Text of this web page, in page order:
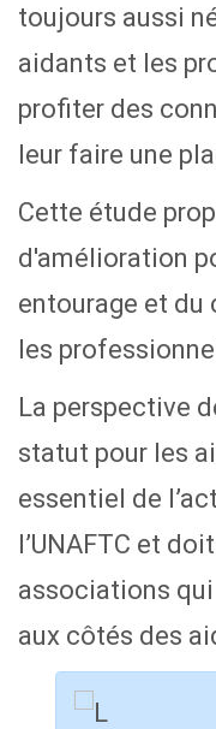
toujours aussi
aidants et les
profiter des
leur faire une
Cette étude
d'amélioration
entourage et du
les
La perspective
statut pour les
essentiel de
l’UNAFTC et
associations
aux côtés des